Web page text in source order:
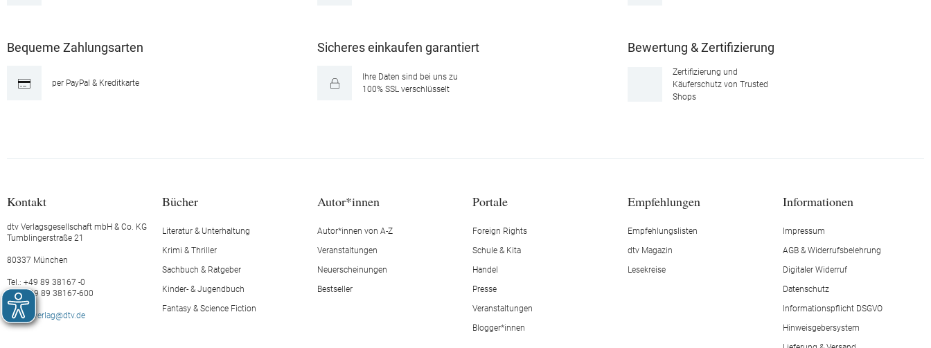
Bequeme Zahlungsarten
per PayPal & Kreditkarte
Sicheres einkaufen garantiert
Ihre Daten sind bei uns zu
100% SSL verschlüsselt
Bewertung & Zertifizierung
Zertifizierung und
Käuferschutz von Trusted
Shops
Kontakt
dtv Verlagsgesellschaft mbH & Co. KG
Tumblingerstraße 21
80337 München
Tel.: +49 89 38167 -0
Fax: +49 89 38167-600
E-Mail: verlag@dtv.de
Bücher
Literatur & Unterhaltung
Krimi & Thriller
Sachbuch & Ratgeber
Kinder- & Jugendbuch
Fantasy & Science Fiction
Autor*innen
Autor*innen von A-Z
Veranstaltungen
Neuerscheinungen
Bestseller
Portale
Foreign Rights
Schule & Kita
Handel
Presse
Veranstaltungen
Blogger*innen
Empfehlungen
Empfehlungslisten
dtv Magazin
Lesekreise
Informationen
Impressum
AGB & Widerrufsbelehrung
Digitaler Widerruf
Datenschutz
Informationspflicht DSGVO
Hinweisgebersystem